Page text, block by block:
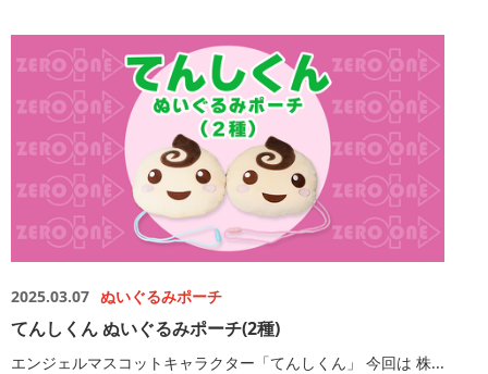
2025.03.07 ぬいぐるみポーチ
てんしくん ぬいぐるみポーチ(2種)
エンジェルマスコットキャラクター「てんしくん」 今回は 株...